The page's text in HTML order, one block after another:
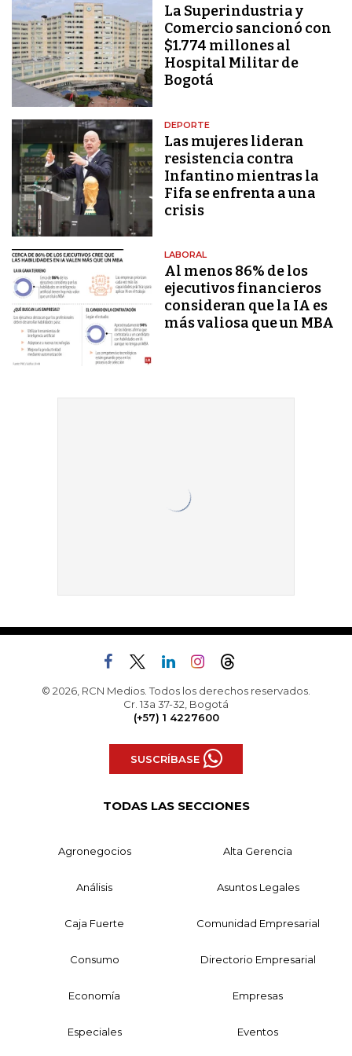
La Superindustria y
Comercio sancionó con
$1.774 millones al
Hospital Militar de
Bogotá
DEPORTE
Las mujeres lideran
resistencia contra
Infantino mientras la
Fifa se enfrenta a una
crisis
LABORAL
Al menos 86% de los
ejecutivos financieros
consideran que la IA es
más valiosa que un MBA
© 2026, RCN Medios. Todos los derechos reservados.
Cr. 13a 37-32, Bogotá
(+57) 1 4227600
SUSCRÍBASE
TODAS LAS SECCIONES
Agronegocios Alta Gerencia
Análisis Asuntos Legales
Caja Fuerte Comunidad Empresarial
Consumo Directorio Empresarial
Economía Empresas
Especiales Eventos